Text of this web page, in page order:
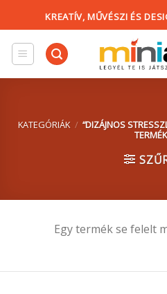
content
KREATÍV, MŰVÉSZI ÉS
KATEGÓRIÁK / “DIZÁJNOS
Egy termék se felelt